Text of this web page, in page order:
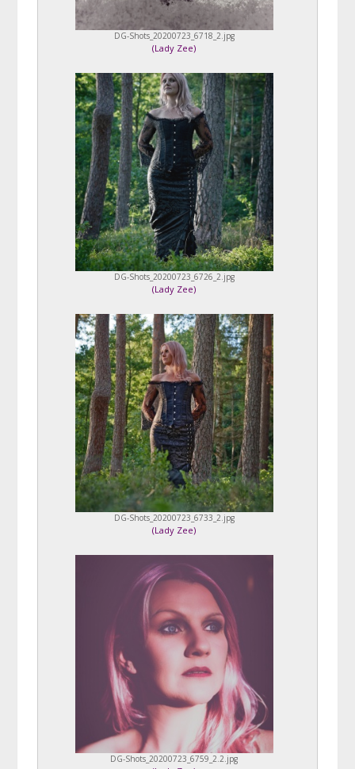
DG-Shots_20200723_6718_2.jpg
(Lady Zee)
DG-Shots_20200723_6726_2.jpg
(Lady Zee)
DG-Shots_20200723_6733_2.jpg
(Lady Zee)
DG-Shots_20200723_6759_2.2.jpg